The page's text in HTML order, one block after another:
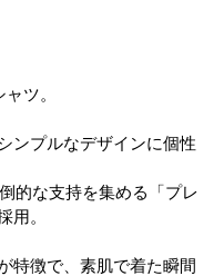
ツ。
ンプルなデザインに個性
的な支持を集める「プレ
用。
特徴で、素肌で着た瞬間